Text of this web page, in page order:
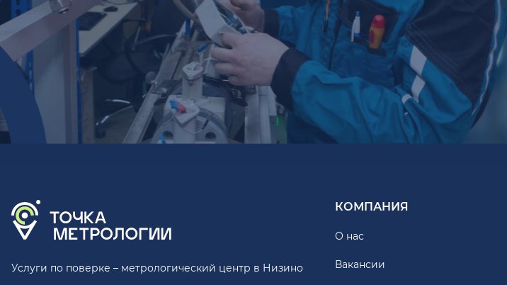
Услуги по поверке – метрологический центр в Низино
КОМПАНИЯ
О нас
Вакансии